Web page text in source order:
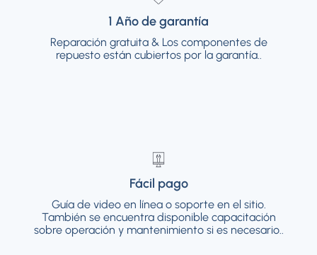
1 Año de garantía
Reparación gratuita & Los componentes de
repuesto están cubiertos por la garantía..
1 Año de garantía
Reparación gratuita & Los componentes de
repuesto están cubiertos por la garantía..
Fácil pago
Guía de video en línea o soporte en el sitio.
También se encuentra disponible capacitación
sobre operación y mantenimiento si es necesario..
Fácil pago
Guía de video en línea o soporte en el sitio.
También se encuentra disponible
capacitación sobre operación y
mantenimiento si es necesario..